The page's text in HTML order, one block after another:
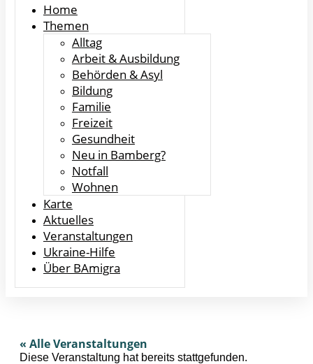
Home
Themen
Alltag
Arbeit & Ausbildung
Behörden & Asyl
Bildung
Familie
Freizeit
Gesundheit
Neu in Bamberg?
Notfall
Wohnen
Karte
Aktuelles
Veranstaltungen
Ukraine-Hilfe
Über BAmigra
« Alle Veranstaltungen
Diese Veranstaltung hat bereits stattgefunden.